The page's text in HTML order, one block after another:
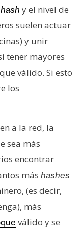
hash y el nivel de
suelen actuar
y unir
tener mayores
válido. Si esto
los
a la red, la
sea más
encontrar
más hashes
(es decir,
más
válido y se